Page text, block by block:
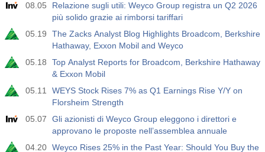
08.05
Relazione sugli utili: Weyco Group registra un Q2 2026
più solido grazie ai rimborsi tariffari
05.19
The Zacks Analyst Blog Highlights Broadcom, Berkshire
Hathaway, Exxon Mobil and Weyco
05.18
Top Analyst Reports for Broadcom, Berkshire Hathaway
& Exxon Mobil
05.11
WEYS Stock Rises 7% as Q1 Earnings Rise Y/Y on
Florsheim Strength
05.07
Gli azionisti di Weyco Group eleggono i direttori e
approvano le proposte nell’assemblea annuale
04.20 Weyco Rises 25% in the Past Year: Should You Buy the